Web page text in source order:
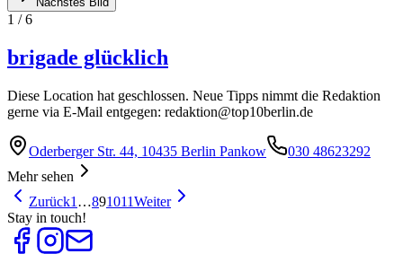
1 /6
brigade glücklich
Diese Location hat geschlossen. Neue Tipps nimmt die Redaktion
gerne via E-Mail entgegen: redaktion@top10berlin.de
Oderberger Str. 44, 10435 Berlin Pankow
030 48623292
Mehr sehen
Zurück1 …891011Weiter
Stay in touch!